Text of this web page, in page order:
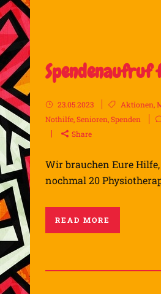
Spendenaufruf
23.05.2023 Aktionen,
Nothilfe,Senioren,Spenden
Share
Wir brauchen Eure
nochmal 20
READ MORE